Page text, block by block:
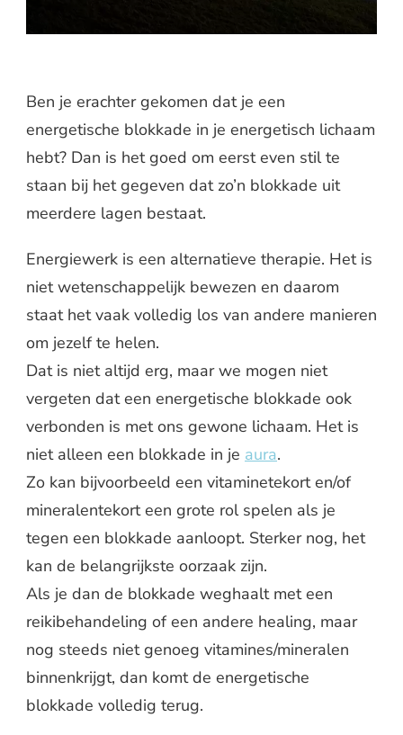
Ben je erachter gekomen dat je een
energetische blokkade in je energetisch lichaam
hebt? Dan is het goed om eerst even stil te
staan bij het gegeven dat zo’n blokkade uit
meerdere lagen bestaat.
Energiewerk is een alternatieve therapie. Het is
niet wetenschappelijk bewezen en daarom
staat het vaak volledig los van andere manieren
om jezelf te helen.
Dat is niet altijd erg, maar we mogen niet
vergeten dat een energetische blokkade ook
verbonden is met ons gewone lichaam. Het is
niet alleen een blokkade in je aura.
Zo kan bijvoorbeeld een vitaminetekort en/of
mineralentekort een grote rol spelen als je
tegen een blokkade aanloopt. Sterker nog, het
kan de belangrijkste oorzaak zijn.
Als je dan de blokkade weghaalt met een
reikibehandeling of een andere healing, maar
nog steeds niet genoeg vitamines/mineralen
binnenkrijgt, dan komt de energetische
blokkade volledig terug.